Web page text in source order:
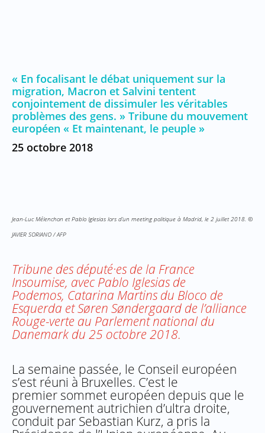
« En focalisant le débat uniquement sur la
migration, Macron et Salvini tentent
conjointement de dissimuler les véritables
problèmes des gens. » Tribune du mouvement
européen « Et maintenant, le peuple »
25 octobre 2018
Jean-Luc Mélenchon et Pablo Iglesias lors d’un meeting politique à Madrid, le 2 juillet 2018. ©
JAVIER SORIANO / AFP
Tribune des député·es de la France
Insoumise, avec Pablo Iglesias de
Podemos, Catarina Martins du Bloco de
Esquerda et Søren Søndergaard de l’alliance
Rouge-verte au Parlement national du
Danemark du 25 octobre 2018.
La semaine passée, le Conseil européen
s’est réuni à Bruxelles. C’est le
premier sommet européen depuis que le
gouvernement autrichien d’ultra droite,
conduit par Sebastian Kurz, a pris la